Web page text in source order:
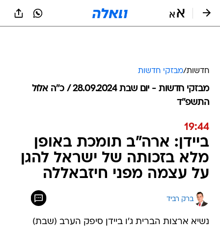
חדשות/מבזקי חדשות
מבזקי חדשות - יום שבת 28.09.2024 / כ״ה אלול
התשפ"ד
19:44
ביידן: ארה"ב תומכת באופן
מלא בזכותה של ישראל להגן
על עצמה מפני חיזבאללה
ברק רביד
נשיא ארצות הברית ג'ו ביידן סיפק הערב (שבת)